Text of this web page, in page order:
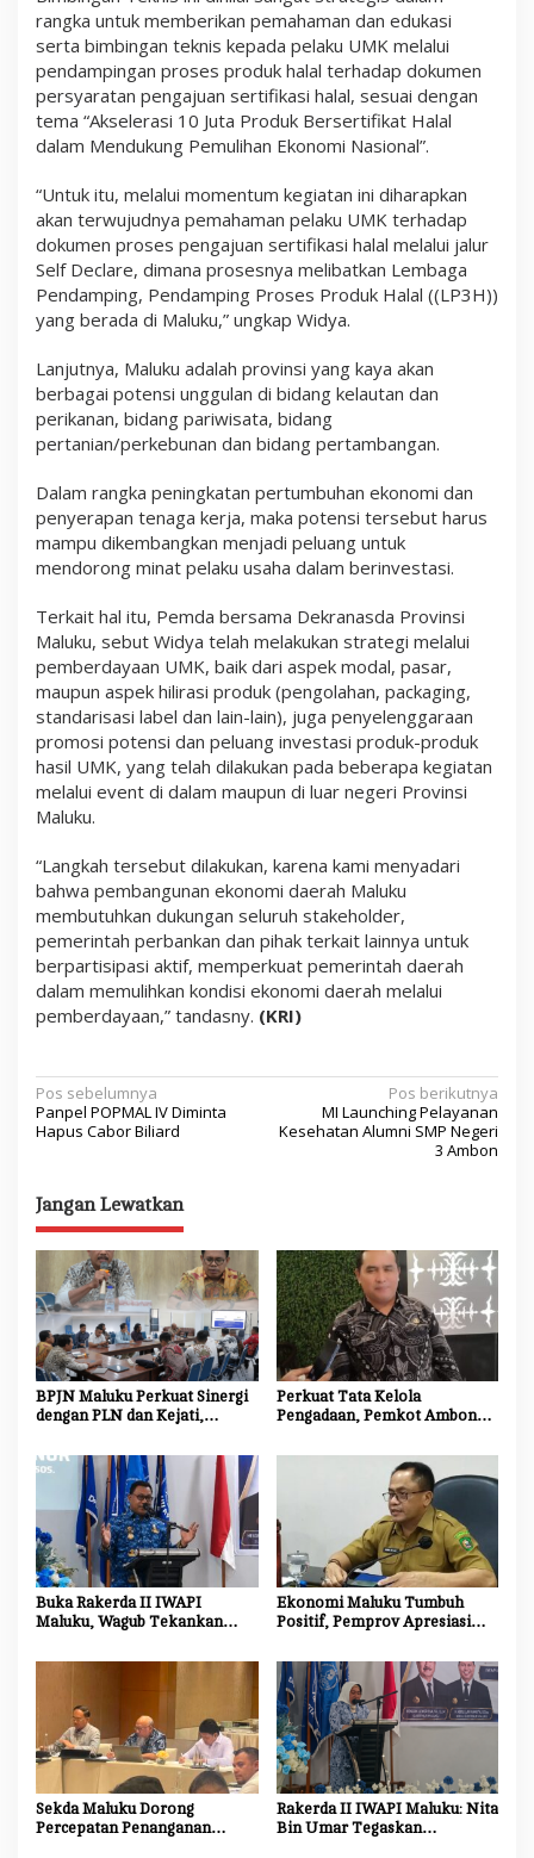
rangka untuk memberikan pemahaman dan edukasi
serta bimbingan teknis kepada pelaku UMK melalui
pendampingan proses produk halal terhadap dokumen
persyaratan pengajuan sertifikasi halal, sesuai dengan
tema “Akselerasi 10 Juta Produk Bersertifikat Halal
dalam Mendukung Pemulihan Ekonomi Nasional”.
“Untuk itu, melalui momentum kegiatan ini diharapkan
akan terwujudnya pemahaman pelaku UMK terhadap
dokumen proses pengajuan sertifikasi halal melalui jalur
Self Declare, dimana prosesnya melibatkan Lembaga
Pendamping, Pendamping Proses Produk Halal ((LP3H))
yang berada di Maluku,” ungkap Widya.
Lanjutnya, Maluku adalah provinsi yang kaya akan
berbagai potensi unggulan di bidang kelautan dan
perikanan, bidang pariwisata, bidang
pertanian/perkebunan dan bidang pertambangan.
Dalam rangka peningkatan pertumbuhan ekonomi dan
penyerapan tenaga kerja, maka potensi tersebut harus
mampu dikembangkan menjadi peluang untuk
mendorong minat pelaku usaha dalam berinvestasi.
Terkait hal itu, Pemda bersama Dekranasda Provinsi
Maluku, sebut Widya telah melakukan strategi melalui
pemberdayaan UMK, baik dari aspek modal, pasar,
maupun aspek hilirasi produk (pengolahan, packaging,
standarisasi label dan lain-lain), juga penyelenggaraan
promosi potensi dan peluang investasi produk-produk
hasil UMK, yang telah dilakukan pada beberapa kegiatan
melalui event di dalam maupun di luar negeri Provinsi
Maluku.
“Langkah tersebut dilakukan, karena kami menyadari
bahwa pembangunan ekonomi daerah Maluku
membutuhkan dukungan seluruh stakeholder,
pemerintah perbankan dan pihak terkait lainnya untuk
berpartisipasi aktif, memperkuat pemerintah daerah
dalam memulihkan kondisi ekonomi daerah melalui
pemberdayaan,” tandasny. (KRI)
N
a
i
g
s
i
p
o
Pos sebelumnya
Panpel POPMAL IV Diminta
Hapus Cabor Biliard
Pos berikutnya
MI Launching Pelayanan
Kesehatan Alumni SMP Negeri
3 Ambon
Jangan Lewatkan
BPJN Maluku Perkuat Sinergi
dengan PLN dan Kejati,
Listrik Demi Kelancaran
Proyek Strategis
Perkuat Tata Kelola
Pengadaan, Pemkot Ambon
Aparatur Melalui Bimtek E-
Buka Rakerda II IWAPI
Maluku, Wagub Tekankan
Akses Perbankan bagi UMKM
Ekonomi Maluku Tumbuh
Positif, Pemprov Apresiasi
Pelaku Usaha
Sekda Maluku Dorong
Percepatan Penanganan
Rakerda II IWAPI Maluku: Nita
Bin Umar Tegaskan